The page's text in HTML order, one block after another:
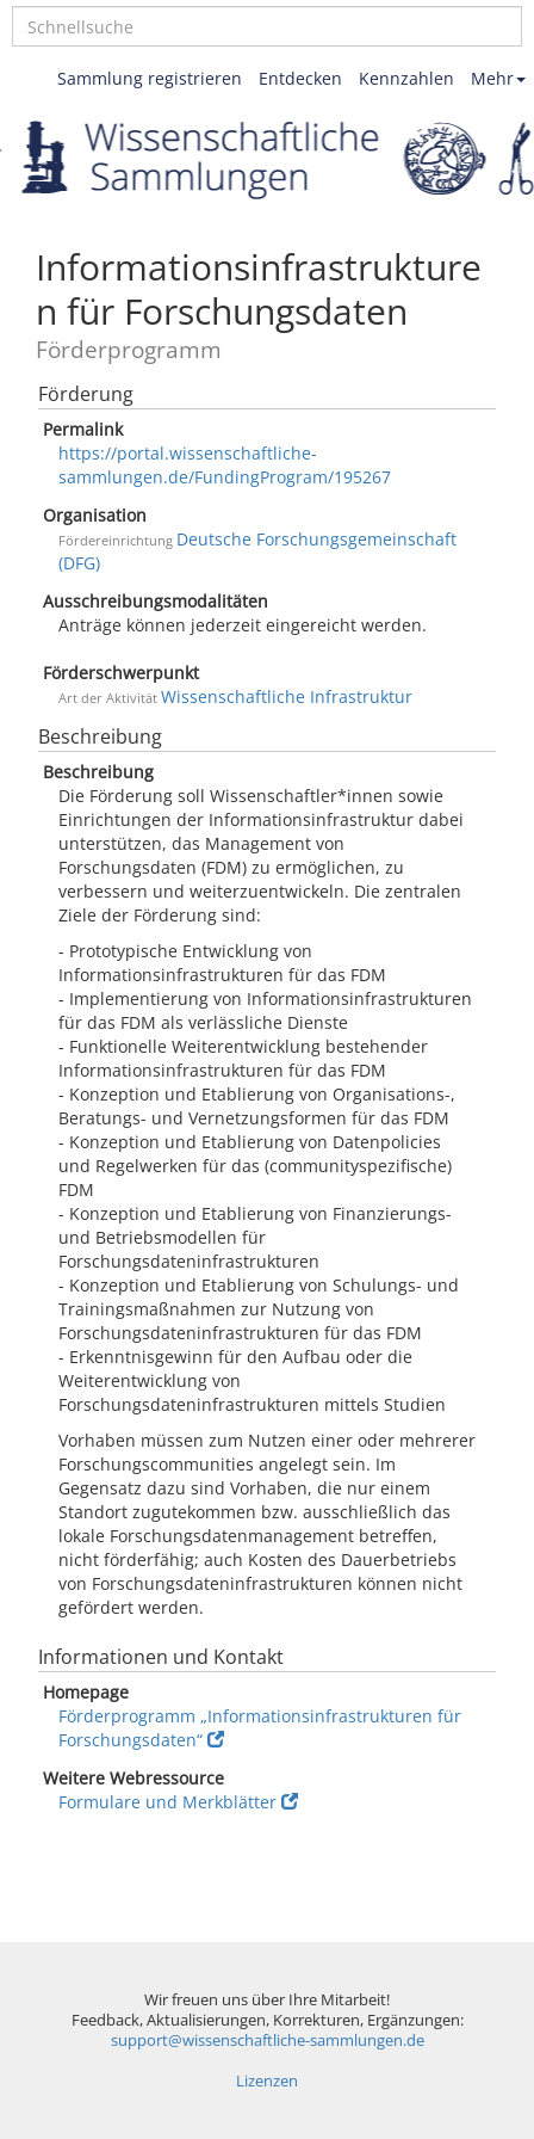
Mehr
Kennzahlen
Entdecken
Sammlung registrieren
Informationsinfrastrukture
n für Forschungsdaten
Förderprogramm
Förderung
Permalink
https://portal.wissenschaftliche-
sammlungen.de/FundingProgram/195267
Organisation
Fördereinrichtung Deutsche Forschungsgemeinschaft
(DFG)
Ausschreibungsmodalitäten
Anträge können jederzeit eingereicht werden.
Förderschwerpunkt
Art der Aktivität Wissenschaftliche Infrastruktur
Beschreibung
Beschreibung
Die Förderung soll Wissenschaftler*innen sowie
Einrichtungen der Informationsinfrastruktur dabei
unterstützen, das Management von
Forschungsdaten (FDM) zu ermöglichen, zu
verbessern und weiterzuentwickeln. Die zentralen
Ziele der Förderung sind:
- Prototypische Entwicklung von
Informationsinfrastrukturen für das FDM
- Implementierung von Informationsinfrastrukturen
für das FDM als verlässliche Dienste
- Funktionelle Weiterentwicklung bestehender
Informationsinfrastrukturen für das FDM
- Konzeption und Etablierung von Organisations-,
Beratungs- und Vernetzungsformen für das FDM
- Konzeption und Etablierung von Datenpolicies
und Regelwerken für das (communityspezifische)
FDM
- Konzeption und Etablierung von Finanzierungs-
und Betriebsmodellen für
Forschungsdateninfrastrukturen
- Konzeption und Etablierung von Schulungs- und
Trainingsmaßnahmen zur Nutzung von
Forschungsdateninfrastrukturen für das FDM
- Erkenntnisgewinn für den Aufbau oder die
Weiterentwicklung von
Forschungsdateninfrastrukturen mittels Studien
Vorhaben müssen zum Nutzen einer oder mehrerer
Forschungscommunities angelegt sein. Im
Gegensatz dazu sind Vorhaben, die nur einem
Standort zugutekommen bzw. ausschließlich das
lokale Forschungsdatenmanagement betreffen,
nicht förderfähig; auch Kosten des Dauerbetriebs
von Forschungsdateninfrastrukturen können nicht
gefördert werden.
Informationen und Kontakt
Homepage
Förderprogramm „Informationsinfrastrukturen für
Forschungsdaten“
Weitere Webressource
Formulare und Merkblätter
Wir freuen uns über Ihre Mitarbeit!
Feedback, Aktualisierungen, Korrekturen, Ergänzungen:
support@wissenschaftliche-sammlungen.de
Lizenzen